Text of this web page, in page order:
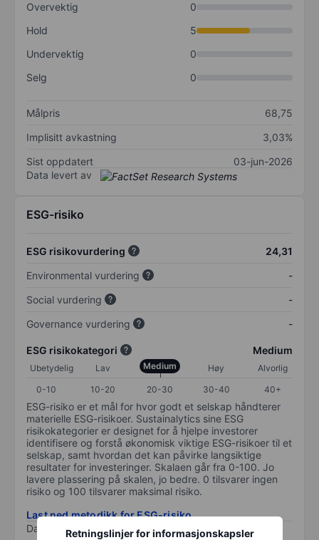
Retningslinjer for informasjonskapsler
Overvektig
0
Hold
5
Undervektig
0
Selg
0
Målpris
68,75
Implisitt avkastning
3,03%
Sist oppdatert
03-jun-2026
Data levert av
ESG-risiko
ESG risikovurdering
24,31
Environmental vurdering
-
Social vurdering
-
Governance vurdering
-
ESG risikokategori Medium
Ubetydelig Lav Medium Høy
Alvorlig
0-10
10-20 20-30 30-40 40+
ESG-risiko er et mål for hvor godt et selskap håndterer
materielle ESG-risikoer. Sustainalytics sine ESG
risikokategorier er designet for å hjelpe investorer
identifisere og forstå økonomisk viktige ESG-risikoer til et
selskap, samt hvordan det kan påvirke langsiktige
resultater for investeringer. Skalaen går fra 0-100. Jo
lavere plassering på skalen, jo bedre. 0 tilsvarer ingen
risiko og 100 tilsvarer maksimal risiko.
Last ned metodikk for ESG-risiko
Data levert av